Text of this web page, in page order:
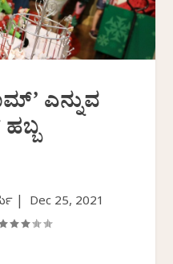
ಎನ್ನುವ
ಹಬ್ಬ
| Dec 25, 2021